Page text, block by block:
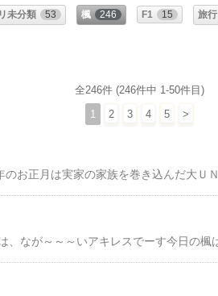
未分類 53 楓 246 F1 15 旅行
全246件 (246件中 1-50件目)
1 2 3 4 5 >